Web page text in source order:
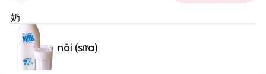
奶
nǎi (sữa)